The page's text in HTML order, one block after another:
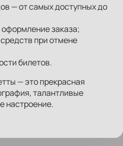
— от самых доступных до
заказа;
при отмене
билетов.
— это прекрасная
талантливые
настроение.